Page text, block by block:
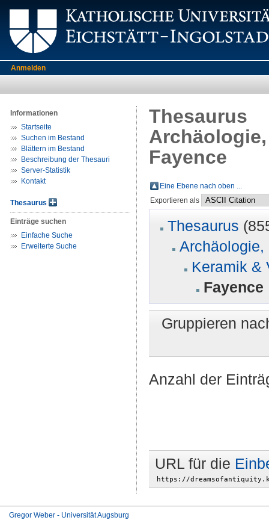
Anmelden
Informationen
Startseite
Suchen im Bestand
Blättern im Bestand
Beschreibung der Thesauri
Server-Statistik
Kontakt
Thesaurus
Einträge suchen
Einfache Suche
Erweiterte Suche
Thesaurus
Fayence
Eine Ebene nach oben ...
Exportieren als
Thesaurus
Archäologie,
Keramik &
Fayence
Gruppieren
Anzahl der
URL für die
Gregor Weber - Universität Augsburg